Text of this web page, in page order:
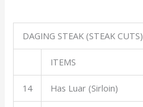
DAGING STEAK (STEAK CUTS)
ITEMS
14 Has Luar (Sirloin)